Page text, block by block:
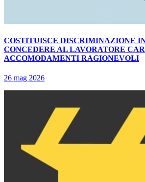
COSTITUISCE DISCRIMINAZIONE
CONCEDERE AL LAVORATORE
ACCOMODAMENTI RAGIONEVOLI
26 mag 2026